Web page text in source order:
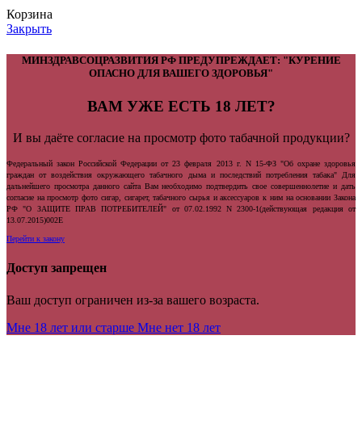
Корзина
Закрыть
МИНЗДРАВСОЦРАЗВИТИЯ РФ ПРЕДУПРЕЖДАЕТ: "КУРЕНИЕ
ОПАСНО ДЛЯ ВАШЕГО ЗДОРОВЬЯ"
ВАМ УЖЕ ЕСТЬ 18 ЛЕТ?
И вы даёте согласие на просмотр фото табачной продукции?
Федеральный закон Российской Федерации от 23 февраля 2013 г. N 15-ФЗ "Об охране здоровья
граждан от воздействия окружающего табачного дыма и последствий потребления табака" Для
дальнейшего просмотра данного сайта Вам необходимо подтвердить свое совершеннолетие и дать
согласие на просмотр фото сигар, сигарет, табачного сырья и аксессуаров к ним на основании Закона
РФ "О ЗАЩИТЕ ПРАВ ПОТРЕБИТЕЛЕЙ" от 07.02.1992 N 2300-1(действующая редакция от
13.07.2015)002E
Перейти к закону
Доступ запрещен
Ваш доступ ограничен из-за вашего возраста.
Мне 18 лет или старше Мне нет 18 лет